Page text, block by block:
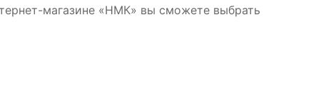
магазине «НМК» вы сможете выбрать